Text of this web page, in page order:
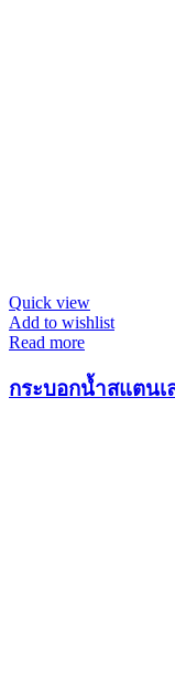
Quick view
Add to wishlist
Read more
กระบอกน้ำสแตนเ